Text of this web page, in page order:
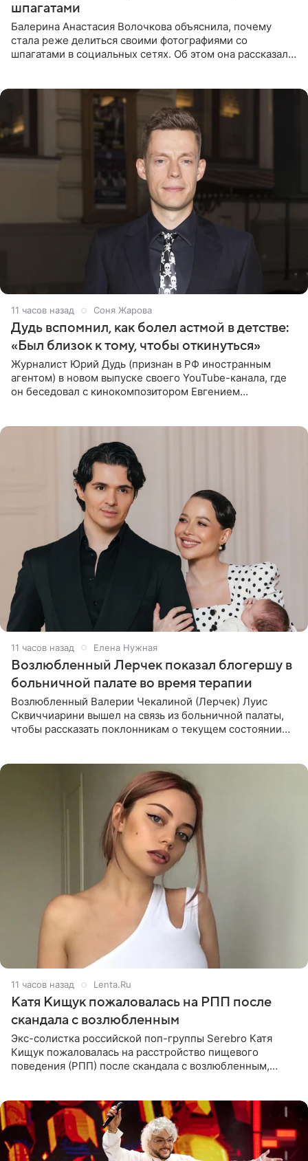
шпагатами
Балерина Анастасия Волочкова объяснила, почему
стала реже делиться своими фотографиями со
шпагатами в социальных сетях. Об этом она рассказала
11 часов назад Соня Жарова
Дудь вспомнил, как болел астмой в детстве:
«Был близок к тому, чтобы откинуться»
Журналист Юрий Дудь (признан в РФ иностранным
агентом) в новом выпуске своего YouTube-канала, где
он беседовал с кинокомпозитором Евгением
11 часов назад Елена Нужная
Возлюбленный Лерчек показал блогершу в
больничной палате во время терапии
Возлюбленный Валерии Чекалиной (Лерчек) Луис
Сквиччиарини вышел на связь из больничной палаты,
чтобы рассказать поклонникам о текущем состоянии
11 часов назад Lenta.Ru
Катя Кищук пожаловалась на РПП после
скандала с возлюбленным
Экс-солистка российской поп-группы Serebro Катя
Кищук пожаловалась на расстройство пищевого
поведения (РПП) после скандала с возлюбленным,